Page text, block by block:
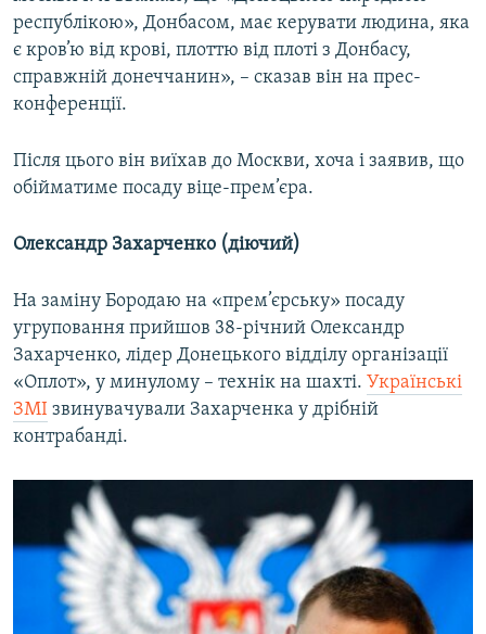
республікою», Донбасом, має керувати людина, яка
є кров’ю від крові, плоттю від плоті з Донбасу,
справжній донеччанин», – сказав він на прес-
конференції.
Після цього він виїхав до Москви, хоча і заявив, що
обійматиме посаду віце-прем’єра.
Олександр Захарченко (діючий)
На заміну Бородаю на «прем’єрську» посаду
угруповання прийшов 38-річний Олександр
Захарченко, лідер Донецького відділу організації
«Оплот», у минулому – технік на шахті. Українські
ЗМІ звинувачували Захарченка у дрібній
контрабанді.